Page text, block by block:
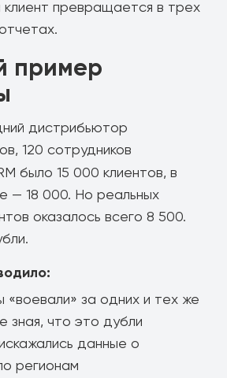
клиент превращается в трех
пример
дистрибьютор
120 сотрудников
было 15 000 клиентов, в
— 18 000. Но реальных
оказалось всего 8 500.
за одних и тех же
зная, что это дубли
данные о
регионам